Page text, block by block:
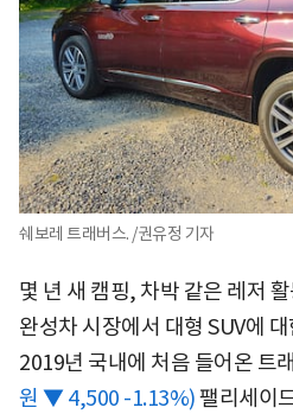
쉐보레 트래버스. /권유정 기자
몇 년 새 캠핑, 차박 같은 레저
완성차 시장에서 대형 SUV에
2019년 국내에 처음 들어온 트
원 ▼ 4,500 -1.13%)팰리세이